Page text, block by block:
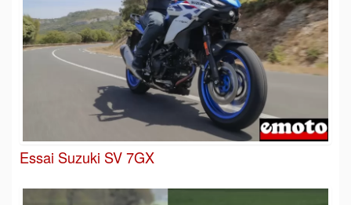
Essai Suzuki SV 7GX